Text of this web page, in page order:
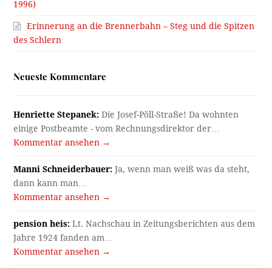
1996)
Erinnerung an die Brennerbahn – Steg und die Spitzen
des Schlern
Neueste Kommentare
Henriette Stepanek: Die Josef-Pöll-Straße! Da wohnten
einige Postbeamte - vom Rechnungsdirektor der…
Kommentar ansehen →
Manni Schneiderbauer: Ja, wenn man weiß was da steht,
dann kann man…
Kommentar ansehen →
pension heis: Lt. Nachschau in Zeitungsberichten aus dem
Jahre 1924 fanden am…
Kommentar ansehen →